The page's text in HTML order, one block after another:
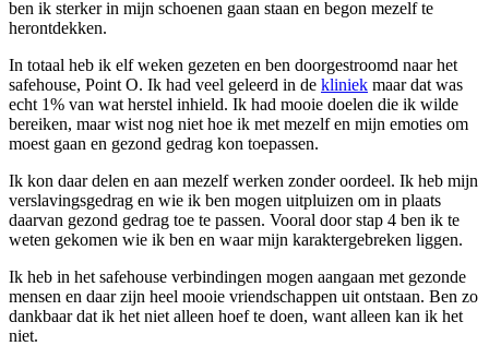
ben ik sterker in mijn schoenen gaan staan en begon mezelf te
herontdekken.
In totaal heb ik elf weken gezeten en ben doorgestroomd naar het
safehouse, Point O. Ik had veel geleerd in de kliniek maar dat was
echt 1% van wat herstel inhield. Ik had mooie doelen die ik wilde
bereiken, maar wist nog niet hoe ik met mezelf en mijn emoties om
moest gaan en gezond gedrag kon toepassen.
Ik kon daar delen en aan mezelf werken zonder oordeel. Ik heb mijn
verslavingsgedrag en wie ik ben mogen uitpluizen om in plaats
daarvan gezond gedrag toe te passen. Vooral door stap 4 ben ik te
weten gekomen wie ik ben en waar mijn karaktergebreken liggen.
Ik heb in het safehouse verbindingen mogen aangaan met gezonde
mensen en daar zijn heel mooie vriendschappen uit ontstaan. Ben zo
dankbaar dat ik het niet alleen hoef te doen, want alleen kan ik het
niet.